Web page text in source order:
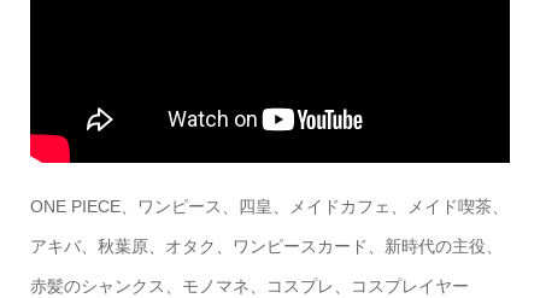
ONE PIECE、ワンピース、四皇、メイドカフェ、メイド喫茶、
アキバ、秋葉原、オタク、ワンピースカード、新時代の主役、
赤髪のシャンクス、モノマネ、コスプレ、コスプレイヤー